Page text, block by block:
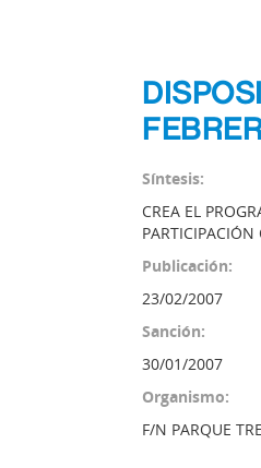
Síntesis:
CREA EL
Publicación:
23/02/2007
Sanción:
30/01/2007
Organismo:
F/N PARQUE